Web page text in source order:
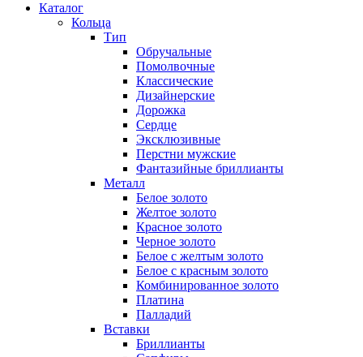
Каталог
Кольца
Тип
Обручальные
Помолвочные
Классические
Дизайнерские
Дорожка
Сердце
Эксклюзивные
Перстни мужские
Фантазийные бриллианты
Металл
Белое золото
Желтое золото
Красное золото
Черное золото
Белое с желтым золото
Белое с красным золото
Комбинированное золото
Платина
Палладий
Вставки
Бриллианты